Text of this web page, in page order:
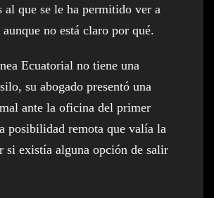
al que se le ha permitido ver a
no está claro por qué.
Ecuatorial no tiene una
su abogado presentó una
ante la oficina del primer
posibilidad remota que valía la
si existía alguna opción de salir